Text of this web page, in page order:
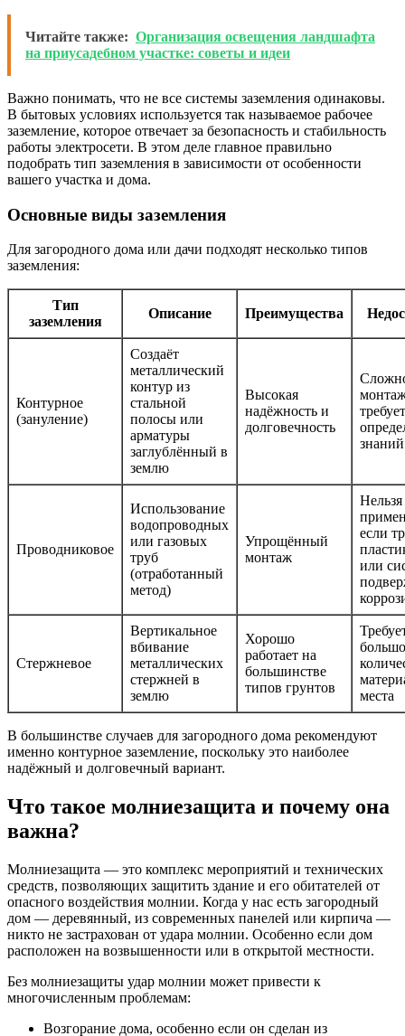
Читайте также: Организация освещения ландшафта
на приусадебном участке: советы и идеи
Важно понимать, что не все системы заземления одинаковы.
В бытовых условиях используется так называемое рабочее
заземление, которое отвечает за безопасность и стабильность
работы электросети. В этом деле главное правильно
подобрать тип заземления в зависимости от особенности
вашего участка и дома.
Основные виды заземления
Для загородного дома или дачи подходят несколько типов
заземления:
Тип
заземления
Описание Преимущества
Контурное
(зануление)
Создаёт
металлический
контур из
стальной
полосы или
арматуры
заглублённый в
землю
Высокая
надёжность и
долговечность
требует
знаний
Проводниковое
Использование
водопроводных
или газовых
труб
(отработанный
метод)
Упрощённый
монтаж
Нельзя
если
или
Стержневое
Вертикальное
вбивание
металлических
стержней в
землю
Хорошо
работает на
большинстве
типов грунтов
места
В большинстве случаев для загородного дома рекомендуют
именно контурное заземление, поскольку это наиболее
надёжный и долговечный вариант.
Что такое молниезащита и почему она
важна?
Молниезащита — это комплекс мероприятий и технических
средств, позволяющих защитить здание и его обитателей от
опасного воздействия молнии. Когда у нас есть загородный
дом — деревянный, из современных панелей или кирпича —
никто не застрахован от удара молнии. Особенно если дом
расположен на возвышенности или в открытой местности.
Без молниезащиты удар молнии может привести к
многочисленным проблемам:
Возгорание дома, особенно если он сделан из